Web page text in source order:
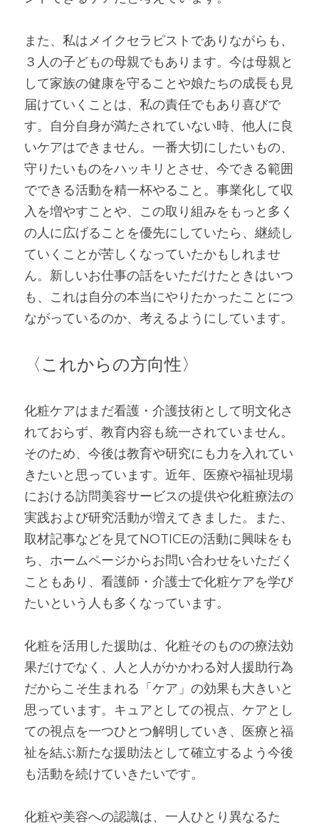
また、私はメイクセラピストでありながらも、
３人の子どもの母親でもあります。今は母親と
して家族の健康を守ることや娘たちの成長も見
届けていくことは、私の責任でもあり喜びで
す。自分自身が満たされていない時、他人に良
いケアはできません。一番大切にしたいもの、
守りたいものをハッキリとさせ、今できる範囲
でできる活動を精一杯やること。事業化して収
入を増やすことや、この取り組みをもっと多く
の人に広げることを優先にしていたら、継続し
ていくことが苦しくなっていたかもしれませ
ん。新しいお仕事の話をいただけたときはいつ
も、これは自分の本当にやりたかったことにつ
ながっているのか、考えるようにしています。
〈これからの方向性〉
化粧ケアはまだ看護・介護技術として明文化さ
れておらず、教育内容も統一されていません。
そのため、今後は教育や研究にも力を入れてい
きたいと思っています。近年、医療や福祉現場
における訪問美容サービスの提供や化粧療法の
実践および研究活動が増えてきました。また、
取材記事などを見てNOTICEの活動に興味をも
ち、ホームページからお問い合わせをいただく
こともあり、看護師・介護士で化粧ケアを学び
たいという人も多くなっています。
化粧を活用した援助は、化粧そのものの療法効
果だけでなく、人と人がかかわる対人援助行為
だからこそ生まれる「ケア」の効果も大きいと
思っています。キュアとしての視点、ケアとし
ての視点を一つひとつ解明していき、医療と福
祉を結ぶ新たな援助法として確立するよう今後
も活動を続けていきたいです。
化粧や美容への認識は、一人ひとり異なるた